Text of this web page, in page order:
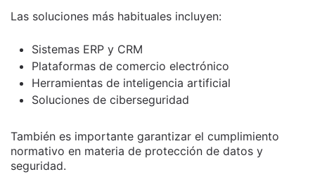
Las soluciones más habituales incluyen:
Sistemas ERP y CRM
Plataformas de comercio electrónico
Herramientas de inteligencia artificial
Soluciones de ciberseguridad
También es importante garantizar el cumplimiento
normativo en materia de protección de datos y
seguridad.